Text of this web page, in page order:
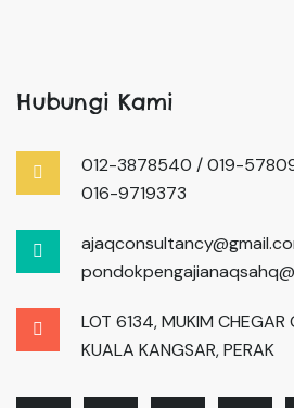
Hubungi Kami
012-3878540 / 019-
016-9719373
LOT 6134, MUKIM CHEGAR
KUALA KANGSAR, PERAK